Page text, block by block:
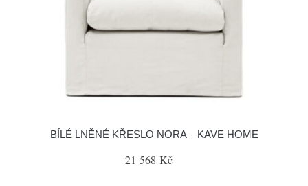
BÍLÉ LNĚNÉ KŘESLO NORA – KAVE HOME
21 568 Kč